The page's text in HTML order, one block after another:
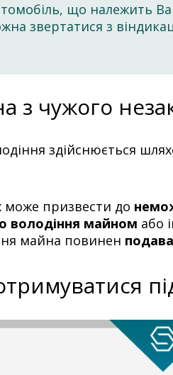
що належить
звертатися з
чужого
здійснюється
може призвести до
володіння майном або
майна повинен